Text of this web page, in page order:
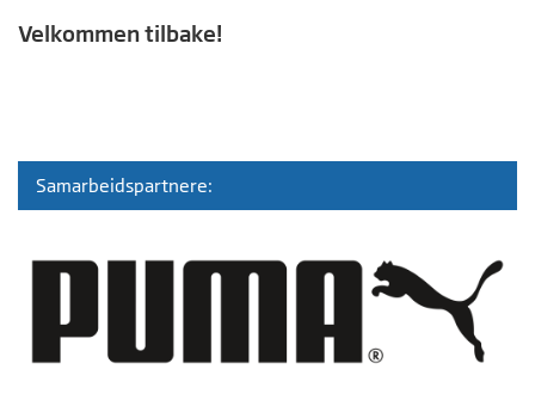
Velkommen tilbake!
Samarbeidspartnere: